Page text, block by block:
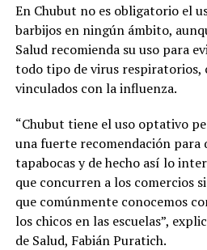
En Chubut no es obligatorio el
barbijos en ningún ámbito,
Salud recomienda su uso para
todo tipo de virus respiratorios,
vinculados con la influenza.
“Chubut tiene el uso optativo
una fuerte recomendación para
tapabocas y de hecho así lo
que concurren a los comercios
que comúnmente conocemos
los chicos en las escuelas”,
de Salud, Fabián Puratich.